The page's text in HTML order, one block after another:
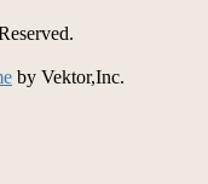
by Vektor,Inc.